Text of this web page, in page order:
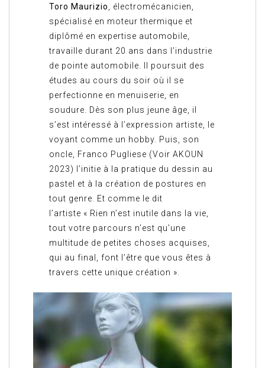
Toro Maurizio
, électromécanicien,
spécialisé en moteur thermique et
diplômé en expertise automobile,
travaille durant 20 ans dans l’industrie
de pointe automobile. Il poursuit des
études au cours du soir où il se
perfectionne en menuiserie, en
soudure. Dès son plus jeune âge, il
s’est intéressé à l’expression artiste, le
voyant comme un hobby. Puis, son
oncle, Franco Pugliese (Voir AKOUN
2023) l’initie à la pratique du dessin au
pastel et à la création de postures en
tout genre. Et comme le dit
l’artiste « Rien n’est inutile dans la vie,
tout votre parcours n’est qu’une
multitude de petites choses acquises,
qui au final, font l’être que vous êtes à
travers cette unique création ».